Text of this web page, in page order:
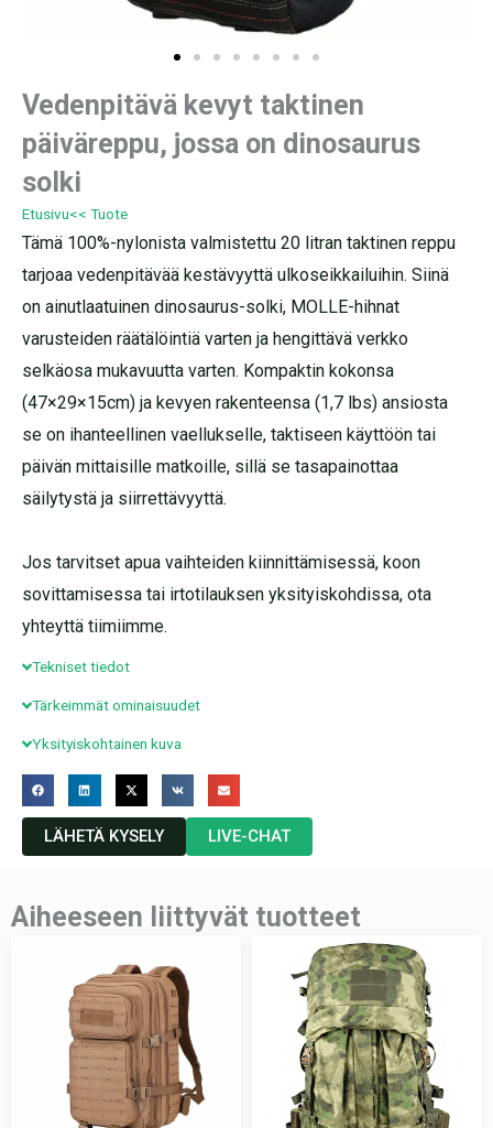
Vedenpitävä kevyt taktinen
päiväreppu, jossa on dinosaurus
solki
Etusivu<< Tuote
Tämä 100%-nylonista valmistettu 20 litran taktinen reppu
tarjoaa vedenpitävää kestävyyttä ulkoseikkailuihin. Siinä
on ainutlaatuinen dinosaurus-solki, MOLLE-hihnat
varusteiden räätälöintiä varten ja hengittävä verkko
selkäosa mukavuutta varten. Kompaktin kokonsa
(47×29×15cm) ja kevyen rakenteensa (1,7 lbs) ansiosta
se on ihanteellinen vaellukselle, taktiseen käyttöön tai
päivän mittaisille matkoille, sillä se tasapainottaa
säilytystä ja siirrettävyyttä.
Jos tarvitset apua vaihteiden kiinnittämisessä, koon
sovittamisessa tai irtotilauksen yksityiskohdissa, ota
yhteyttä tiimiimme.
Tekniset tiedot
Tärkeimmät ominaisuudet
Yksityiskohtainen kuva
LÄHETÄ KYSELY LIVE-CHAT
Aiheeseen liittyvät tuotteet